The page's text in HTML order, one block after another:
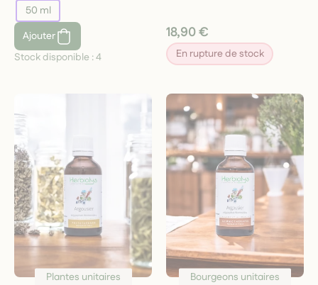
50 ml
Ajouter
Stock disponible :4
18,90 €
En rupture de stock
Plantes unitaires Bourgeons unitaires